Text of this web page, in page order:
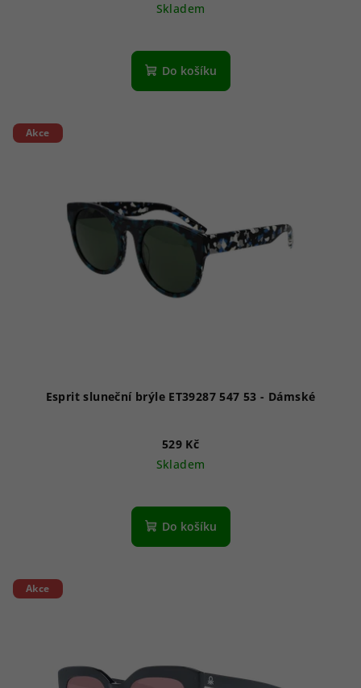
Skladem
Do košíku
Akce
Esprit sluneční brýle ET39287 547 53 - Dámské
529 Kč
Skladem
Do košíku
Akce